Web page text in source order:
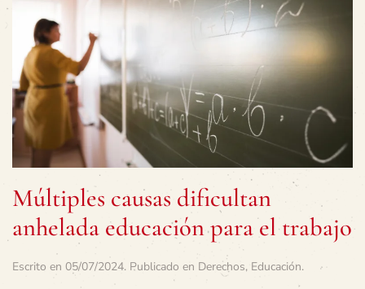
Múltiples causas dificultan
anhelada educación para el trabajo
Escrito en 05/07/2024. Publicado en Derechos, Educación.